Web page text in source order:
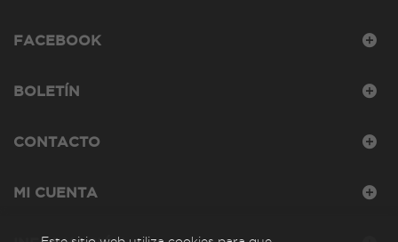
FACEBOOK
BOLETÍN
CONTACTO
MI CUENTA